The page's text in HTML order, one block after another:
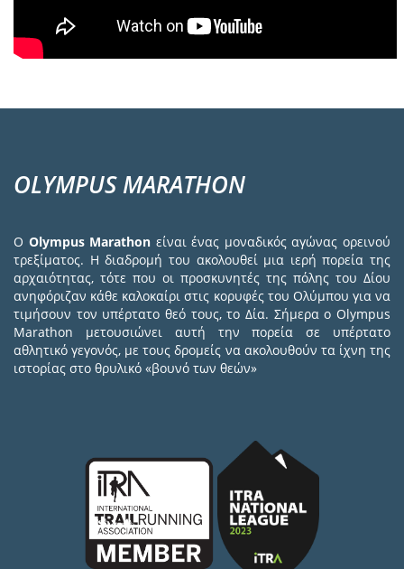
OLYMPUS MARATHON
Ο Olympus Marathon είναι ένας μοναδικός αγώνας ορεινού
τρεξίματος. Η διαδρομή του ακολουθεί μια ιερή πορεία της
αρχαιότητας, τότε που οι προσκυνητές της πόλης του Δίου
ανηφόριζαν κάθε καλοκαίρι στις κορυφές του Ολύμπου για να
τιμήσουν τον υπέρτατο θεό τους, το Δία. Σήμερα ο Olympus
Marathon μετουσιώνει αυτή την πορεία σε υπέρτατο
αθλητικό γεγονός, με τους δρομείς να ακολουθούν τα ίχνη της
ιστορίας στο θρυλικό «βουνό των θεών»